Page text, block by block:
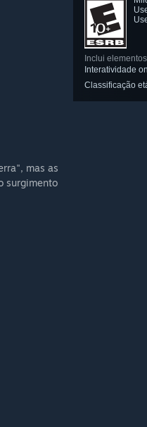
Inclui
Interatividade
Classificação
mas as
surgimento